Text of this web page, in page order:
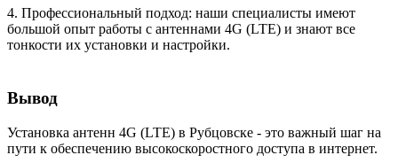
4. Профессиональный подход: наши специалисты имеют
большой опыт работы с антеннами 4G (LTE) и знают все
тонкости их установки и настройки.
Вывод
Установка антенн 4G (LTE) в Рубцовске - это важный шаг на
пути к обеспечению высокоскоростного доступа в интернет.